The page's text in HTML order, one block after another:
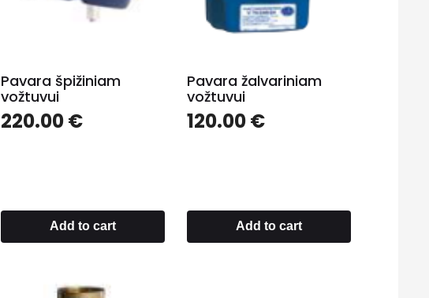
Pavara špižiniam
vožtuvui
220.00€
Add to cart
Pavara žalvariniam
vožtuvui
120.00€
Add to cart